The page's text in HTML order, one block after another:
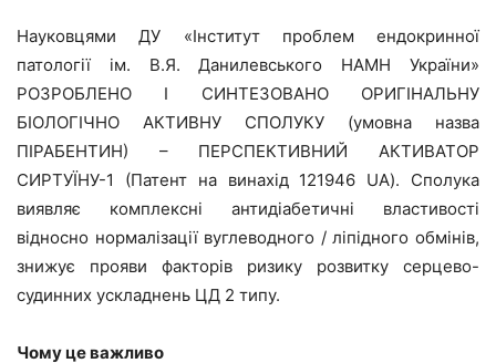
Науковцями ДУ «Інститут проблем ендокринної
патології ім. В.Я. Данилевського НАМН України»
РОЗРОБЛЕНО І СИНТЕЗОВАНО ОРИГІНАЛЬНУ
БІОЛОГІЧНО АКТИВНУ СПОЛУКУ (умовна назва
ПІРАБЕНТИН) – ПЕРСПЕКТИВНИЙ АКТИВАТОР
СИРТУЇНУ-1 (Патент на винахід 121946 UA). Сполука
виявляє комплексні антидіабетичні властивості
відносно нормалізації вуглеводного / ліпідного обмінів,
знижує прояви факторів ризику розвитку серцево-
судинних ускладнень ЦД 2 типу.
Чому це важливо